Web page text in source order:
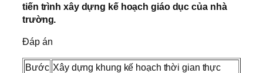
tiến trình xây dựng kế hoạch giáo dục của nhà
trường.
Đáp án
Bước Xây dựng khung kế hoạch thời gian thực